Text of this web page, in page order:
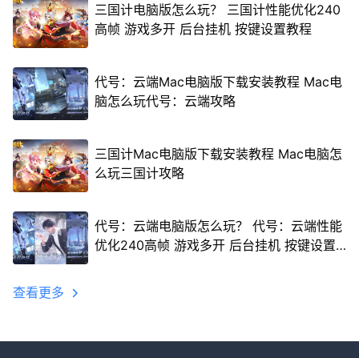
三国计电脑版怎么玩？ 三国计性能优化240
高帧 游戏多开 后台挂机 按键设置教程
代号：云端Mac电脑版下载安装教程 Mac电
脑怎么玩代号：云端攻略
三国计Mac电脑版下载安装教程 Mac电脑怎
么玩三国计攻略
代号：云端电脑版怎么玩？ 代号：云端性能
优化240高帧 游戏多开 后台挂机 按键设置
查看更多